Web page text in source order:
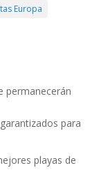
Europa
permanecerán
para
playas de